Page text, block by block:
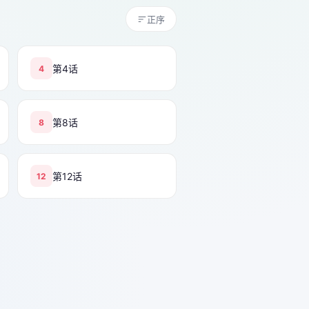
正序
4 第4话
8 第8话
12 第12话